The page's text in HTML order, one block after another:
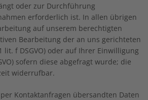
oder zur Durchführung
erforderlich ist. In allen übrigen
auf unserem berechtigten
Bearbeitung der an uns gerichteten
lit. f DSGVO) oder auf Ihrer Einwilligung
sofern diese abgefragt wurde; die
widerrufbar.
Kontaktanfragen übersandten Daten